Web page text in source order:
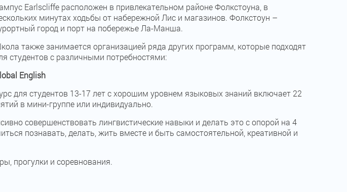
Earlscliffe расположен в привлекательном районе Фолкстоуна, в
минутах ходьбы от набережной Лис и магазинов. Фолкстоун –
город и порт на побережье Ла-Манша.
также занимается организацией ряда других программ, которые подходят
студентов с различными потребностями:
English
для студентов 13-17 лет с хорошим уровнем языковых знаний включает 22
в мини-группе или индивидуально.
совершенствовать лингвистические навыки и делать это с опорой на 4
познавать, делать, жить вместе и быть самостоятельной, креативной и
прогулки и соревнования.